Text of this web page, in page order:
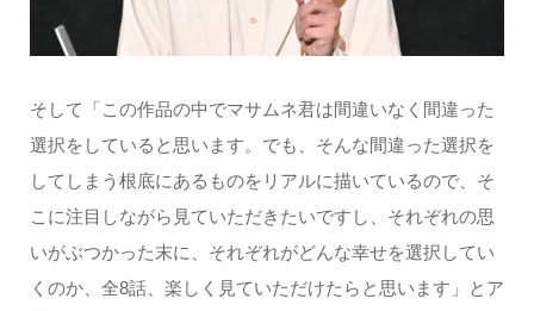
そして「この作品の中でマサムネ君は間違いなく間違った
選択をしていると思います。でも、そんな間違った選択を
してしまう根底にあるものをリアルに描いているので、そ
こに注目しながら見ていただきたいですし、それぞれの思
いがぶつかった末に、それぞれがどんな幸せを選択してい
くのか、全8話、楽しく見ていただけたらと思います」とア